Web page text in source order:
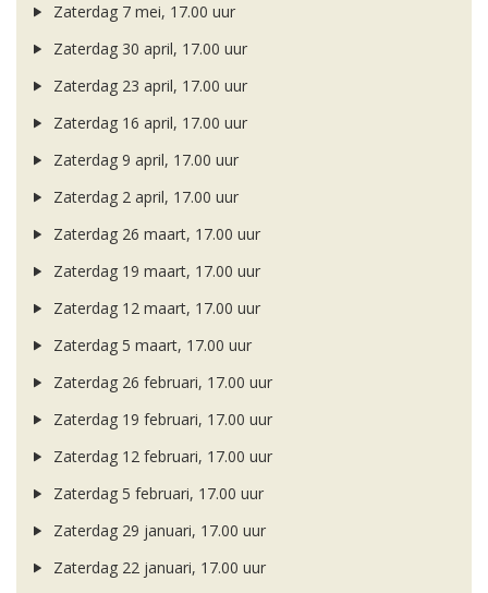
Zaterdag 7 mei, 17.00 uur
Zaterdag 30 april, 17.00 uur
Zaterdag 23 april, 17.00 uur
Zaterdag 16 april, 17.00 uur
Zaterdag 9 april, 17.00 uur
Zaterdag 2 april, 17.00 uur
Zaterdag 26 maart, 17.00 uur
Zaterdag 19 maart, 17.00 uur
Zaterdag 12 maart, 17.00 uur
Zaterdag 5 maart, 17.00 uur
Zaterdag 26 februari, 17.00 uur
Zaterdag 19 februari, 17.00 uur
Zaterdag 12 februari, 17.00 uur
Zaterdag 5 februari, 17.00 uur
Zaterdag 29 januari, 17.00 uur
Zaterdag 22 januari, 17.00 uur